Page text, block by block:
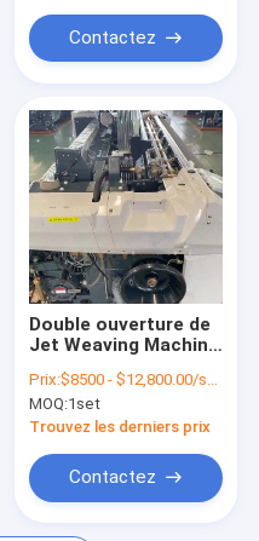
tissage
Contactez
Double ouverture de
Jet Weaving Machine
plate de bec
Prix:$8500 - $12,800.00/sets
MOQ:1set
Trouvez les derniers prix
Contactez